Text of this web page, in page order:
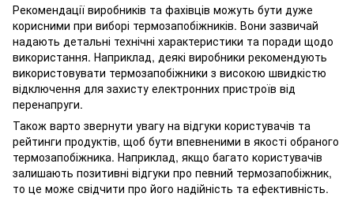
Рекомендації виробників та фахівців можуть бути дуже
корисними при виборі термозапобіжників. Вони зазвичай
надають детальні технічні характеристики та поради щодо
використання. Наприклад, деякі виробники рекомендують
використовувати термозапобіжники з високою швидкістю
відключення для захисту електронних пристроїв від
перенапруги.
Також варто звернути увагу на відгуки користувачів та
рейтинги продуктів, щоб бути впевненими в якості обраного
термозапобіжника. Наприклад, якщо багато користувачів
залишають позитивні відгуки про певний термозапобіжник,
то це може свідчити про його надійність та ефективність.